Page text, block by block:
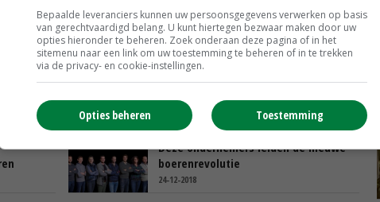
blijven
Varkenshouder vertrouwt op Rood
voor Roodtraject
06-03-2019
Voorbereiden op onvermijdelijke
25-02-2019
Deze ondernemers leiden de nieuwe
boerenrevolutie
24-12-2018
Bepaalde leveranciers kunnen uw persoonsgegevens verwerken op basis
van gerechtvaardigd belang. U kunt hiertegen bezwaar maken door uw
opties hieronder te beheren. Zoek onderaan deze pagina of in het
sitemenu naar een link om uw toestemming te beheren of in te trekken
via de privacy- en cookie-instellingen.
Toestemming
Opties beheren